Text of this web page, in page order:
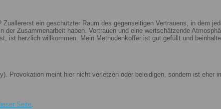
ein geschützter Raum des gegenseitigen Vertrauens, in dem
Zusammenarbeit haben. Vertrauen und eine wertschätzende
ist herzlich willkommen. Mein Methodenkoffer ist gut gefüllt und
Provokation meint hier nicht verletzen oder beleidigen, sondern ist eher
Seite.